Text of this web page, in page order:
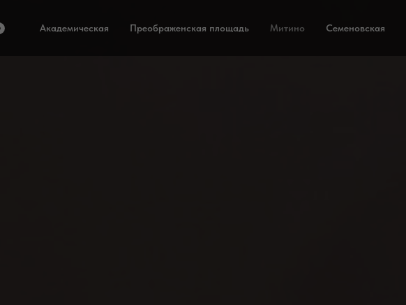
Академическая Преображенская площадь Митино Семеновская